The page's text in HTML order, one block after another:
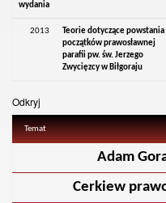
wydania
2013
Teorie dotyczące powstania
początków prawosławnej
parafii pw. św. Jerzego
Zwycięzcy w Biłgoraju
Odkryj
Temat
Adam
Cerkiew